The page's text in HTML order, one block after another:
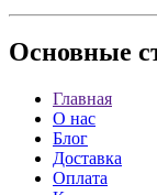
Основные
Главная
О нас
Блог
Доставка
Оплата